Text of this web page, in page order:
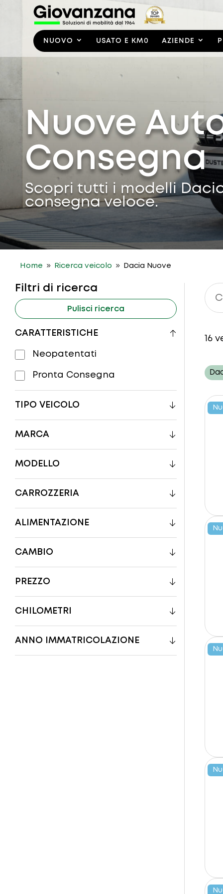
NUOVO USATO E KM0 AZIENDE
Nuove
Consegna
Scopri tutti i modelli
consegna veloce.
Home 9 Ricerca veicolo 9 Dacia Nuove
Filtri di ricerca
Pulisci ricerca
CARATTERISTICHE
Neopatentati
Pronta Consegna
TIPO VEICOLO
MARCA
MODELLO
CARROZZERIA
ALIMENTAZIONE
CAMBIO
PREZZO
CHILOMETRI
ANNO IMMATRICOLAZIONE
16